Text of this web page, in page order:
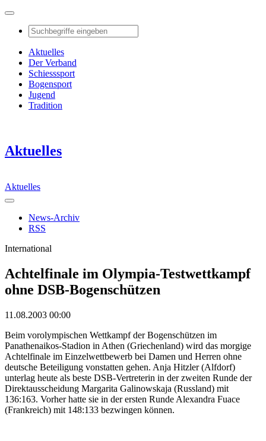
Aktuelles
Der Verband
Schiesssport
Bogensport
Jugend
Tradition
Aktuelles
Aktuelles
News-Archiv
RSS
International
Achtelfinale im Olympia-Testwettkampf
ohne DSB-Bogenschützen
11.08.2003 00:00
Beim vorolympischen Wettkampf der Bogenschützen im
Panathenaikos-Stadion in Athen (Griechenland) wird das morgige
Achtelfinale im Einzelwettbewerb bei Damen und Herren ohne
deutsche Beteiligung vonstatten gehen. Anja Hitzler (Alfdorf)
unterlag heute als beste DSB-Vertreterin in der zweiten Runde der
Direktausscheidung Margarita Galinowskaja (Russland) mit
136:163. Vorher hatte sie in der ersten Runde Alexandra Fuace
(Frankreich) mit 148:133 bezwingen können.